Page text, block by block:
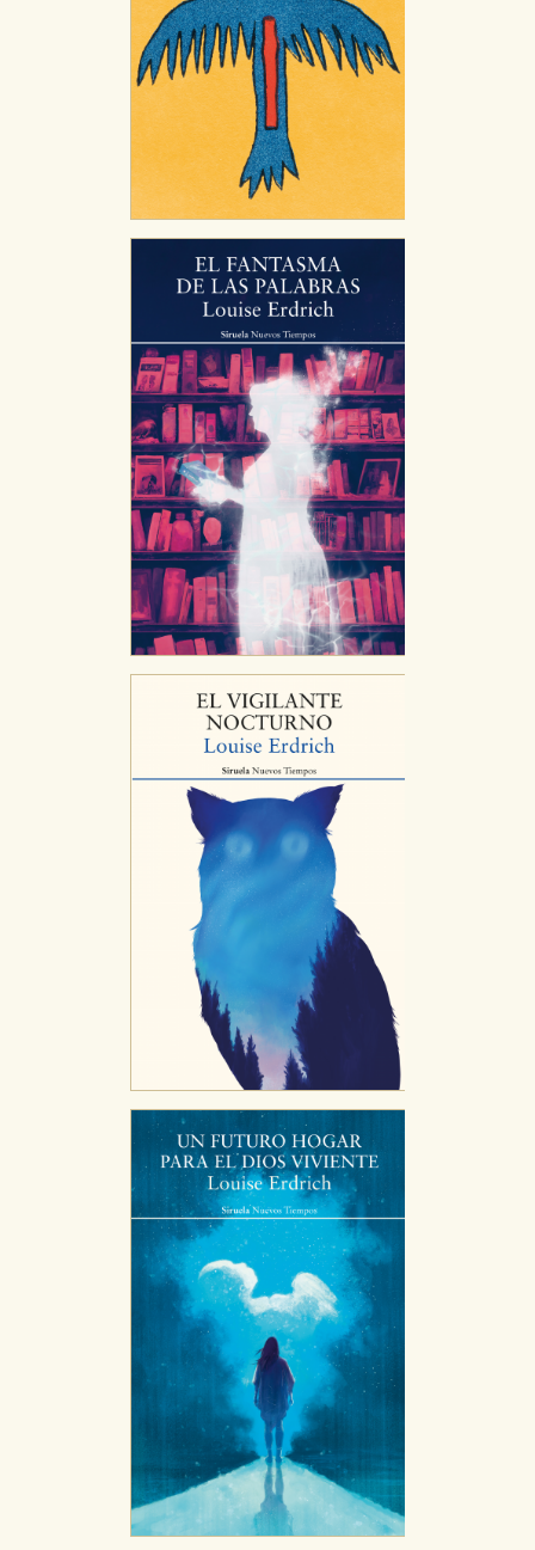
CONFIGURACIÓN DE COOKIES
HABILITAR TODO RECHAZAR TODO
Cookies necesarias
Estas cookies son necesarias para que nuestro sitio
web funcione y no es posible deshabilitarlas desde
nuestro sistema. Es posible hacerlo desde el
navegador, pero en ese caso es posible que algunas
áreas de nuestra web dejen de funcionar
correctamente.